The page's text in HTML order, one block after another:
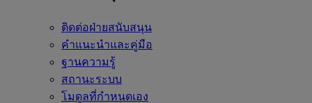
ติดต่อฝ่ายสนับสนุน
คำแนะนำและคู่มือ
ฐานความรู้
สถานะระบบ
โมดูลที่กำหนดเอง